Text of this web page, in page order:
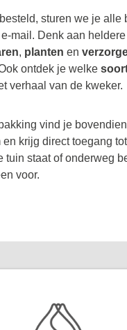
sturen we je alle
mail. Denk aan
, planten en
ontdek je welke
verhaal van de kweker.
vind je
en krijg direct toegang
tuin staat of onderweg
voor.